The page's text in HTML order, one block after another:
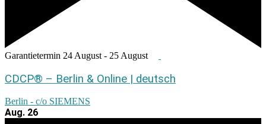
Garantietermin 24 August - 25 August
CDCP® – Berlin & Online | deutsch
Berlin - c/o SIEMENS
Aug. 26